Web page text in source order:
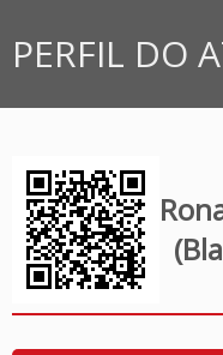
PERFIL DO